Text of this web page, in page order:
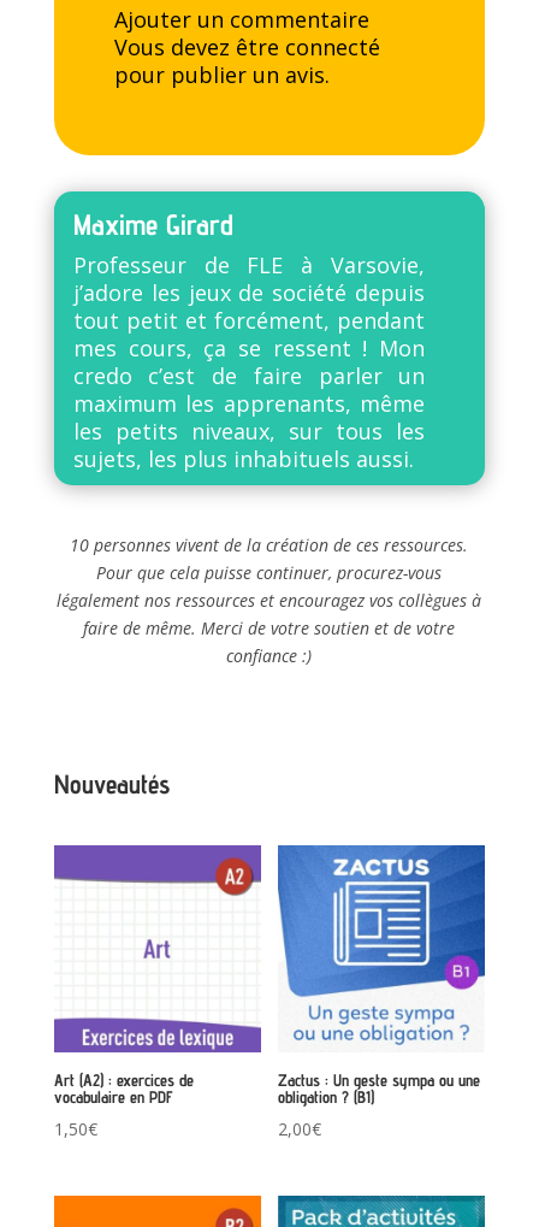
Ajouter un commentaire
Vous devez être connecté
pour publier un avis.
Maxime Girard
Professeur de FLE à Varsovie,
j’adore les jeux de société depuis
tout petit et forcément, pendant
mes cours, ça se ressent ! Mon
credo c’est de faire parler un
maximum les apprenants, même
les petits niveaux, sur tous les
sujets, les plus inhabituels aussi.
10 personnes vivent de la création de ces ressources.
Pour que cela puisse continuer, procurez-vous
légalement nos ressources et encouragez vos collègues à
faire de même. Merci de votre soutien et de votre
confiance :)
Nouveautés
Art (A2) : exercices de
vocabulaire en PDF
1,50€
Zactus : Un geste sympa ou une
obligation ? (B1)
2,00€